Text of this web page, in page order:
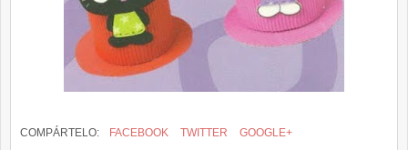
COMPÁRTELO: FACEBOOK TWITTER GOOGLE+